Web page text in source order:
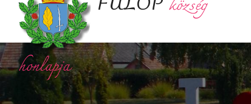
község
honlapja